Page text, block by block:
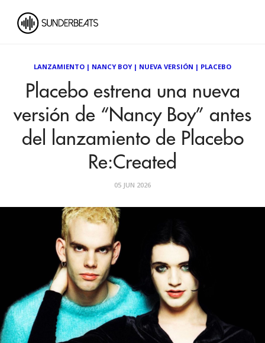
LANZAMIENTO | NANCY BOY| NUEVA VERSIÓN | PLACEBO
Placebo estrena una nueva
versión de “Nancy Boy” antes
del lanzamiento de Placebo
Re:Created
05 JUN 2026